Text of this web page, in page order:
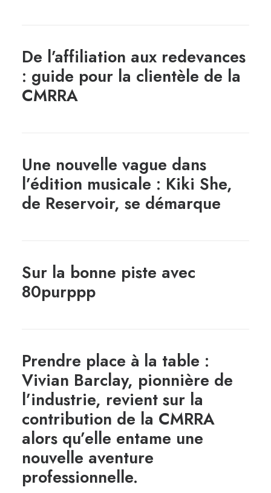
De l’affiliation aux redevances
: guide pour la clientèle de la
CMRRA
Une nouvelle vague dans
l’édition musicale : Kiki She,
de Reservoir, se démarque
Sur la bonne piste avec
80purppp
Prendre place à la table :
Vivian Barclay, pionnière de
l’industrie, revient sur la
contribution de la CMRRA
alors qu’elle entame une
nouvelle aventure
professionnelle.